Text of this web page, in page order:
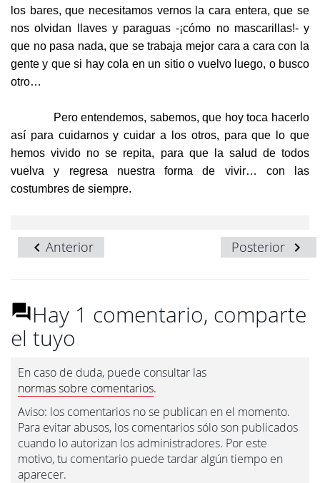
los bares, que necesitamos vernos la cara entera, que se
nos olvidan llaves y paraguas -¡cómo no mascarillas!- y
que no pasa nada, que se trabaja mejor cara a cara con la
gente y que si hay cola en un sitio o vuelvo luego, o busco
otro…
Pero entendemos, sabemos, que hoy toca hacerlo
así para cuidarnos y cuidar a los otros, para que lo que
hemos vivido no se repita, para que la salud de todos
vuelva y regresa nuestra forma de vivir… con las
costumbres de siempre.
Posterior
Anterior
Hay 1 comentario, comparte
el tuyo
En caso de duda, puede consultar las
normas sobre comentarios.
Aviso: los comentarios no se publican en el momento.
Para evitar abusos, los comentarios sólo son publicados
cuando lo autorizan los administradores. Por este
motivo, tu comentario puede tardar algún tiempo en
aparecer.